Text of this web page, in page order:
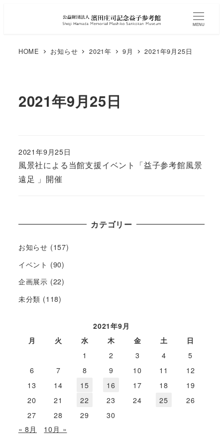
MENU
HOME お知らせ 2021年 9月 2021年9月25日
2021年9月25日
風景社による当館支援イベント「益子参考館風景
遠足 」開催
2021年9月25日
カテゴリー
お知らせ (157)
イベント (90)
企画展示 (22)
未分類 (118)
2021年9月
月
火 水 木 金 土
日
1
2 3 4
5
6
7 8 9 10 11
12
13
14 15 16 17 18
19
20
21 22 23 24 25
26
27
28 29
30
« 8月
10月 »